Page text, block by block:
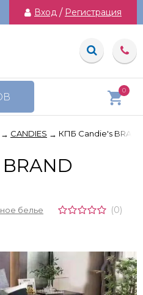
Вход / Регистрация
0
→ CANDIES → КПБ Candie's
белье (0)